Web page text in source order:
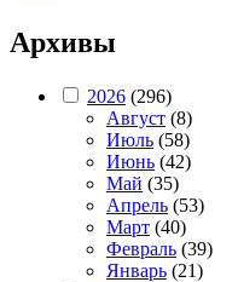
Архивы
2026 (296)
Август (8)
Июль (58)
Июнь (42)
Май (35)
Апрель (53)
Март (40)
Февраль (39)
Январь (21)